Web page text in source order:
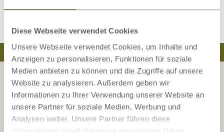
Diese Webseite verwendet Cookies
Unsere Webseite verwendet Cookies, um Inhalte und
Anzeigen zu personalisieren, Funktionen für soziale
Medien anbieten zu können und die Zugriffe auf unsere
Website zu analysieren. Außerdem geben wir
Informationen zu Ihrer Verwendung unserer Website an
unsere Partner für soziale Medien, Werbung und
Analysen weiter. Unsere Partner führen diese
Traumhaft schlafen Natürlich wohnen
Ihre Sicherheit liegt uns am Herzen!
Die Zufriedenheit unserer Kunden, Sicherheit